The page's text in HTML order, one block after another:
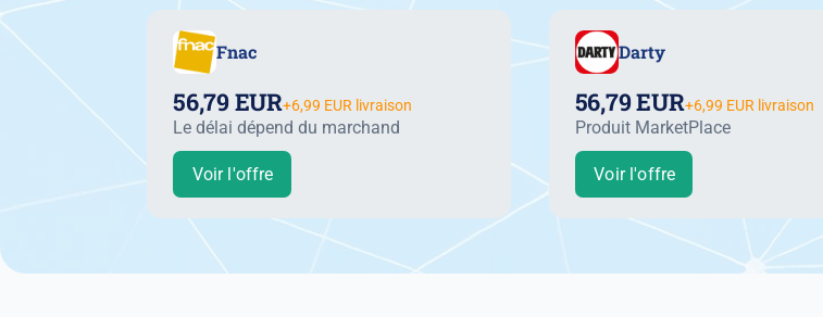
Fnac
56,79 EUR+6,99 EUR livraison
Le délai dépend du marchand
Voir l'offre
Darty
56,79 EUR+6,99 EUR livraison
Produit MarketPlace
Voir l'offre